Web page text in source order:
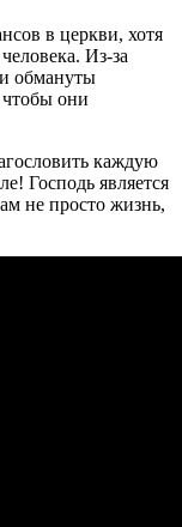
в церкви, хотя
Из-за
обмануты
чтобы они
каждую
Господь является
не просто жизнь,